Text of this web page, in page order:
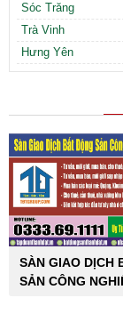
Sóc Trăng
Trà Vinh
Hưng Yên
SÀN GIAO DỊCH
SẢN CÔNG